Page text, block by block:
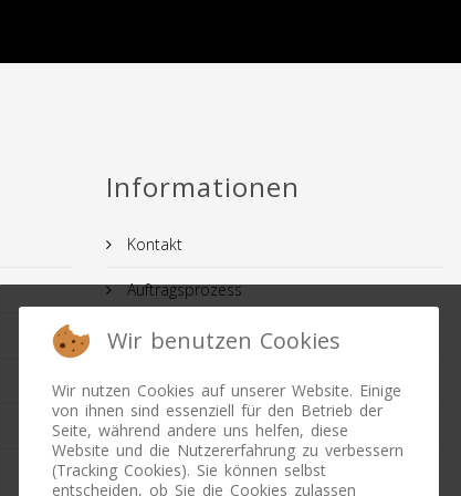
Informationen
Kontakt
Auftragsprozess
AGB
IMPRESSUM
FAQ
Datenschutz
Wir benutzen Cookies
Wir nutzen Cookies auf unserer Website. Einige
von ihnen sind essenziell für den Betrieb der
Seite, während andere uns helfen, diese
Website und die Nutzererfahrung zu verbessern
(Tracking Cookies). Sie können selbst
entscheiden, ob Sie die Cookies zulassen